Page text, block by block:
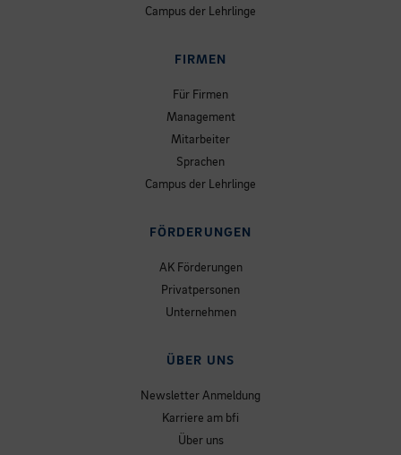
Campus der Lehrlinge
FIRMEN
Für Firmen
Management
Mitarbeiter
Sprachen
Campus der Lehrlinge
FÖRDERUNGEN
AK Förderungen
Privatpersonen
Unternehmen
ÜBER UNS
Newsletter Anmeldung
Karriere am bfi
Über uns